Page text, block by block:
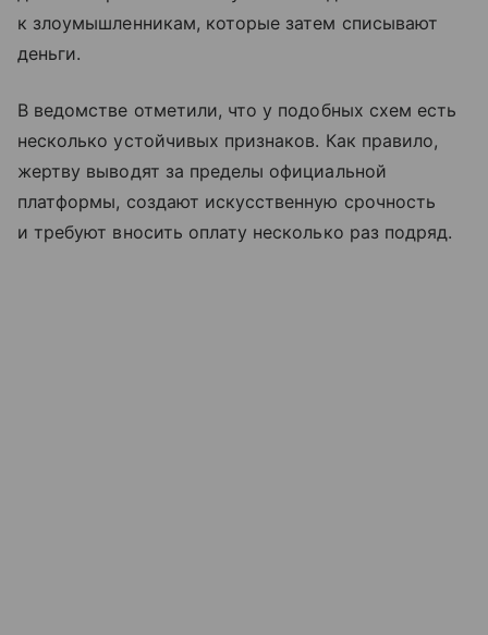
к злоумышленникам, которые затем списывают
деньги.
В ведомстве отметили, что у подобных схем есть
несколько устойчивых признаков. Как правило,
жертву выводят за пределы официальной
платформы, создают искусственную срочность
и требуют вносить оплату несколько раз подряд.